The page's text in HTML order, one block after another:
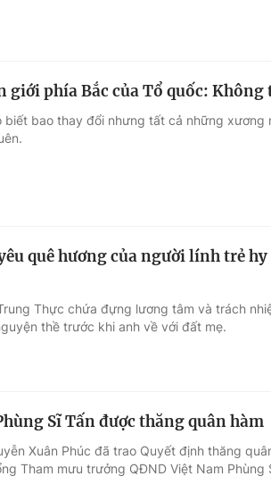
giới phía Bắc của Tổ quốc: Không
bao thay đổi nhưng tất cả những xương
quê hương của người lính trẻ
Thực chứa đựng lương tâm và trách
thề trước khi anh về với đất mẹ.
Sĩ Tấn được thăng quân hàm
Xuân Phúc đã trao Quyết định thăng
Tham mưu trưởng QĐND Việt Nam Phùng